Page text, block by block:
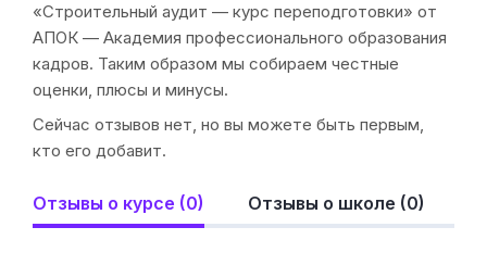
«Строительный аудит — курс переподготовки» от
АПОК — Академия профессионального образования
кадров. Таким образом мы собираем честные
оценки, плюсы и минусы.
Сейчас отзывов нет, но вы можете быть первым,
кто его добавит.
Отзывы о курсе (0) Отзывы о школе (0)